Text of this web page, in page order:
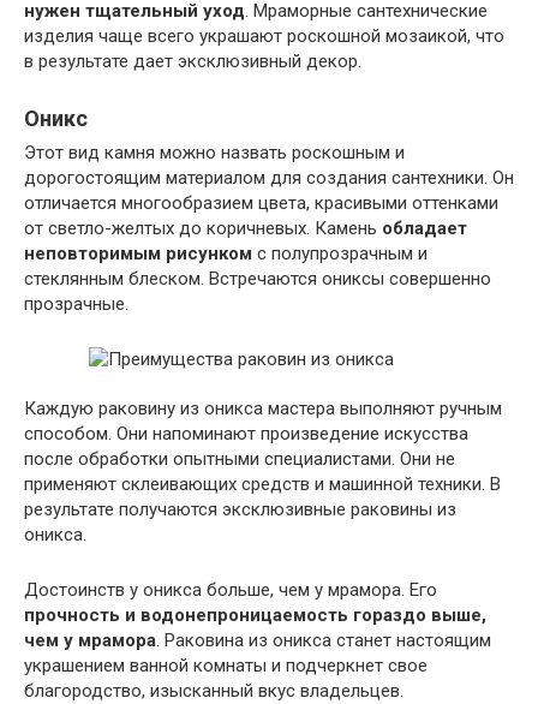
нужен тщательный уход. Мраморные сантехнические
изделия чаще всего украшают роскошной мозаикой, что
в результате дает эксклюзивный декор.
Оникс
Этот вид камня можно назвать роскошным и
дорогостоящим материалом для создания сантехники. Он
отличается многообразием цвета, красивыми оттенками
от светло-желтых до коричневых. Камень обладает
неповторимым рисунком с полупрозрачным и
стеклянным блеском. Встречаются ониксы совершенно
прозрачные.
Каждую раковину из оникса мастера выполняют ручным
способом. Они напоминают произведение искусства
после обработки опытными специалистами. Они не
применяют склеивающих средств и машинной техники. В
результате получаются эксклюзивные раковины из
оникса.
Достоинств у оникса больше, чем у мрамора. Его
прочность и водонепроницаемость гораздо выше,
чем у мрамора. Раковина из оникса станет настоящим
украшением ванной комнаты и подчеркнет свое
благородство, изысканный вкус владельцев.